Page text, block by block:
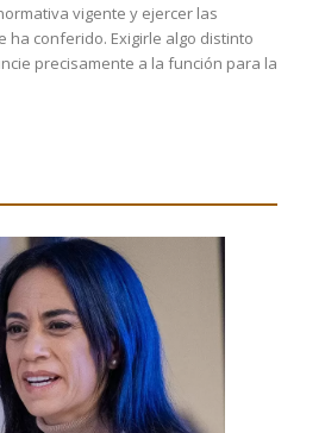
vigente y ejercer las
ha conferido. Exigirle algo distinto
precisamente a la función para la